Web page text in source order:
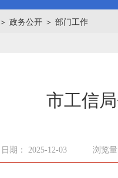
＞ 政务公开 ＞ 部门工作
市工信
日期： 2025-12-03 浏览